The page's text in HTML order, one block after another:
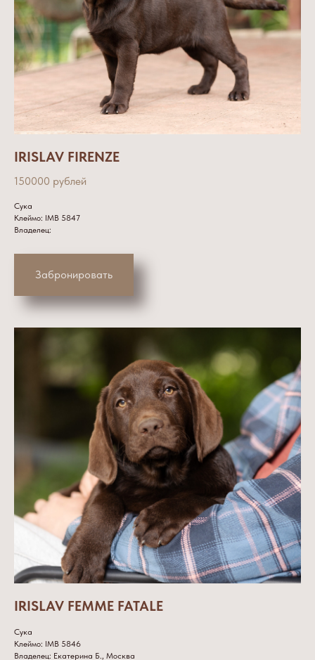
IRISLAV FIRENZE
150000 рублей
Сука
Клеймо: IMB 5847
Владелец:
Забронировать
IRISLAV FEMME FATALE
Сука
Клеймо: IMB 5846
Владелец: Екатерина Б., Москва